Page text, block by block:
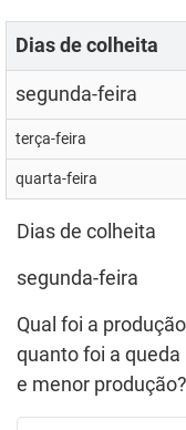
Dias de colheita
segunda-feira
terça-feira
quarta-feira
Dias de colheita
segunda-feira
Qual foi a
quanto foi a
e menor produção?